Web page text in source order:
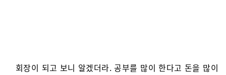
회장이 되고 보니 알겠더라. 공부를 많이 한다고 돈을 많이